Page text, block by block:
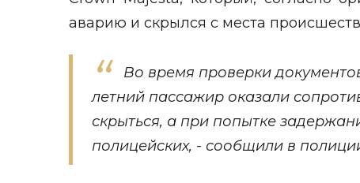
аварию и скрылся с места
Во время проверки
летний пассажир оказали
скрыться, а при попытке
полицейских, - сообщили в